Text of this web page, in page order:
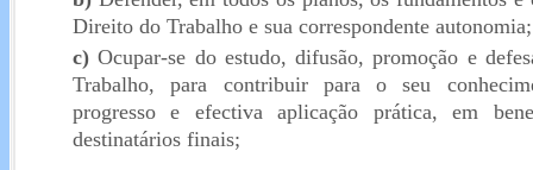
Direito do Trabalho e sua correspondente autonomia;
c) Ocupar-se do estudo, difusão, promoção e
Trabalho, para contribuir para o seu
progresso e efectiva aplicação prática, em
destinatários finais;